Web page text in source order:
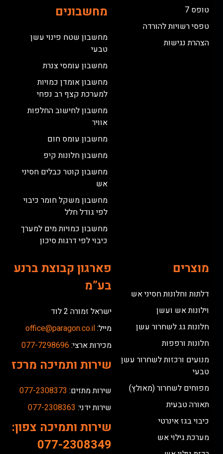
טופס 7
טפסי רשויות להורדה
הצהרת נגישות
מחשבונים
מחשבון שטח פינוי עשן
טבעי
מחשבון עומסי צנרת
מחשבון אומדן כמויות
למערכת קצף רב נפחי
מחשבון לחישוב החלפות
אוויר
מחשבון עומס חום
מחשבון חלונות קיפ
מחשבון קוטר כבלים חסיני
אש
מחשבון משקל חומר כיבוי
לפי גודל חלל
מחשבון כמויות מים למערך
כיבוי לפי דרגות סיכון
מוצרים
דלתות וחלונות חסיני אש
וילונות אש ועשן
חלונות גג לשחרור עשן
חלונות ורפפות
מנועים ורכזות לשחרור עשן
טבעי
מפוחים לשחרור (מאולץ)
תאורה טבעית
כיבוי בגז אינרטי
מערכת גילוי אש
פארגון קבוצת ברנע
בע”מ
ישראל זמורה 2 לוד
מייל:office@paragon.co.il
מכירות ארצי:077-7298696
שירות ותמיכה מרכז
שירות מתזים: 077-2308373
שירות ידני: 077-2308363
שירות ותמיכה צפון:
077-2308349